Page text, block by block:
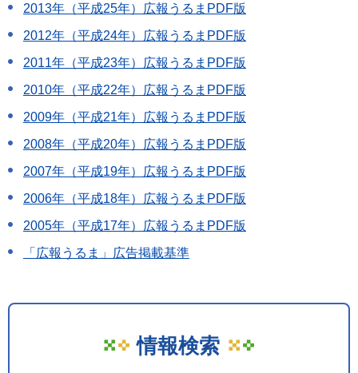
2013年（平成25年）広報うるまPDF版
2012年（平成24年）広報うるまPDF版
2011年（平成23年）広報うるまPDF版
2010年（平成22年）広報うるまPDF版
2009年（平成21年）広報うるまPDF版
2008年（平成20年）広報うるまPDF版
2007年（平成19年）広報うるまPDF版
2006年（平成18年）広報うるまPDF版
2005年（平成17年）広報うるまPDF版
「広報うるま」広告掲載基準
情報検索